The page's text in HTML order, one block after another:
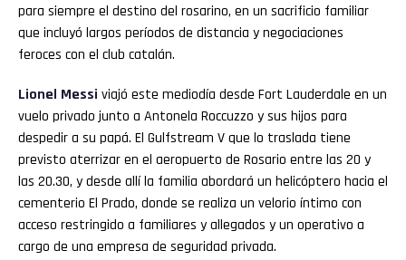
para siempre el destino del rosarino, en un sacrificio familiar
que incluyó largos períodos de distancia y negociaciones
feroces con el club catalán.
Lionel Messi viajó este mediodía desde Fort Lauderdale en un
vuelo privado junto a Antonela Roccuzzo y sus hijos para
despedir a su papá. El Gulfstream V que lo traslada tiene
previsto aterrizar en el aeropuerto de Rosario entre las 20 y
las 20.30, y desde allí la familia abordará un helicóptero hacia el
cementerio El Prado, donde se realiza un velorio íntimo con
acceso restringido a familiares y allegados y un operativo a
cargo de una empresa de seguridad privada.